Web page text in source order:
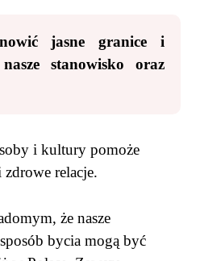
jasne granice i
stanowisko oraz
i kultury pomoże
relacje.
że nasze
bycia mogą być